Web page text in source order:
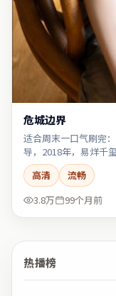
危城边界
适合周末一口气刷完
导，2018年，易烊千
高清
流畅
3.8万
99个月前
热播榜